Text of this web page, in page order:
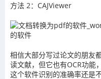
方法 2：CAJViewer
相信大部分写过论文的朋友
读文献，但它也有OCR功能
这个软件识别的准确率还是